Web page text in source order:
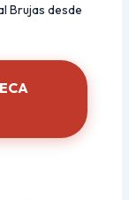
Brujas desde